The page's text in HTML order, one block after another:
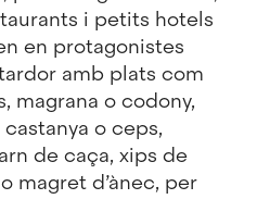
i petits hotels
en protagonistes
amb plats com
magrana o codony,
o ceps,
de caça, xips de
magret d’ànec, per